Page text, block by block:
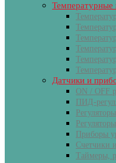
Температурные
Датчики и
ON / OFF
ПИД-
Приборы
Счетчики
Таймеры,